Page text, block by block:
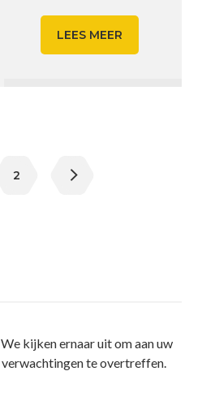
LEES MEER
paginering
2
kijken ernaar uit om aan uw
te overtreffen.